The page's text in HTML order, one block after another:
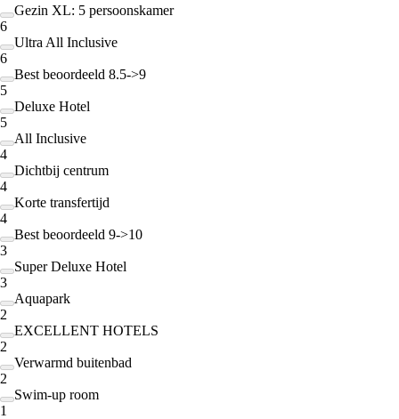
Gezin XL: 5 persoonskamer
6
Ultra All Inclusive
6
Best beoordeeld 8.5->9
5
Deluxe Hotel
5
All Inclusive
4
Dichtbij centrum
4
Korte transfertijd
4
Best beoordeeld 9->10
3
Super Deluxe Hotel
3
Aquapark
2
EXCELLENT HOTELS
2
Verwarmd buitenbad
2
Swim-up room
1